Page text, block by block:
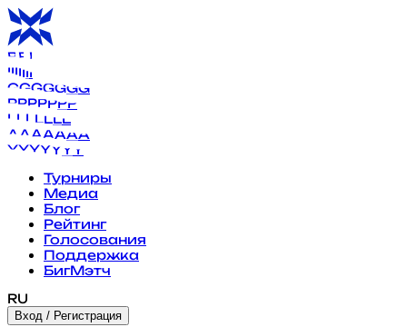
B B B
IIIIIII
GGGGGGG
PPPPPPP
L L L LLLL
A AAAAAA
YYYYY Y Y
Турниры
Медиа
Блог
Рейтинг
Голосования
Поддержка
БигМэтч
RU
Вход / Регистрация